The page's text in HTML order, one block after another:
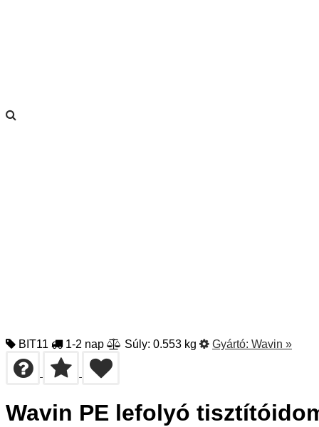
BIT11 1-2 nap Súly: 0.553 kg Gyártó: Wavin »
Wavin PE lefolyó